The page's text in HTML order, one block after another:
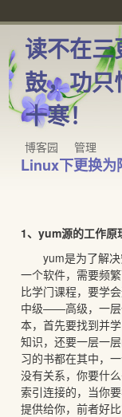
读不在三
鼓，功只
十寒！
博客园 管理
Linux下更换为
1、yum源的工作原
yum是为了解
一个软件，需要频
比学门课程，要学
中级——高级，一层
本，首先要找到并
知识，还要一层一
习的书都在其中，
没有关系，你要什
索引连接的，当你
提供给你，前者好